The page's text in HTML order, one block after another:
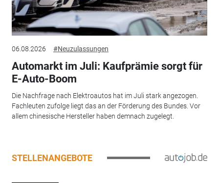
06.08.2026 #Neuzulassungen
Automarkt im Juli: Kaufprämie sorgt für
E-Auto-Boom
Die Nachfrage nach Elektroautos hat im Juli stark angezogen.
Fachleuten zufolge liegt das an der Förderung des Bundes. Vor
allem chinesische Hersteller haben demnach zugelegt.
STELLENANGEBOTE